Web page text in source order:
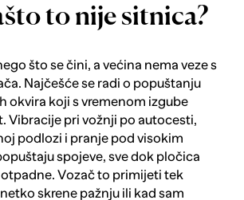
to nije sitnica?
što se čini, a većina nema veze s
Najčešće se radi o popuštanju
okvira koji s vremenom izgube
Vibracije pri vožnji po autocesti,
podlozi i pranje pod visokim
spojeve, sve dok pločica
Vozač to primijeti tek
skrene pažnju ili kad sam